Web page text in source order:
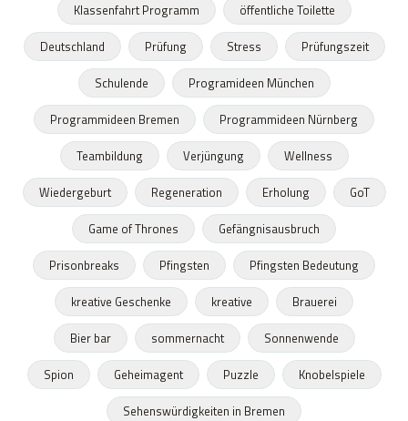
Klassenfahrt Programm
öffentliche Toilette
Deutschland
Prüfung Stress
Prüfungszeit
Schulende
Programideen München
Programmideen Bremen
Programmideen Nürnberg
Teambildung
Verjüngung
Wellness
Wiedergeburt
Regeneration Erholung
GoT
Game of Thrones
Gefängnisausbruch
Prisonbreaks
Pfingsten
Pfingsten Bedeutung
kreative Geschenke
kreative
Brauerei
Bier bar
sommernacht
Sonnenwende
Spion
Geheimagent Puzzle
Knobelspiele
Sehenswürdigkeiten in Bremen